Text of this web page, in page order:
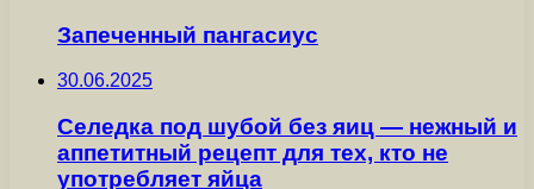
Запеченный пангасиус
30.06.2025
Селедка под шубой без яиц — нежный и
аппетитный рецепт для тех, кто не
употребляет яйца